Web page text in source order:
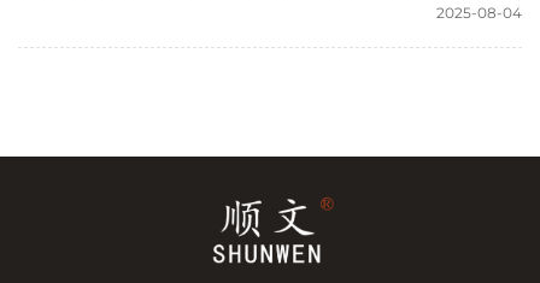
2025-08-04